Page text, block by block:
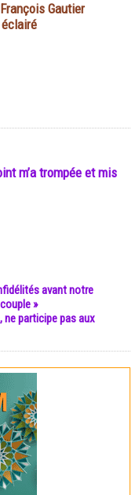
Gautier
m’a trompée et mis
avant notre
»
ne participe pas aux